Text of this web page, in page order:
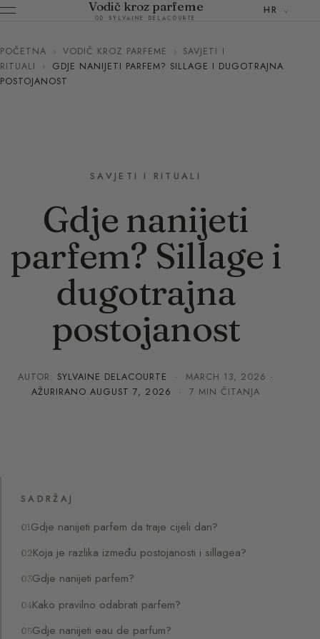
Vodič kroz parfeme
OD SYLVAINE DELACOURTE
HR
POČETNA › VODIČ KROZ PARFEME › SAVJETI I
RITUALI
›
GDJE NANIJETI PARFEM? SILLAGE I DUGOTRAJNA
POSTOJANOST
SAVJETI I RITUALI
Gdje nanijeti
parfem? Sillage i
dugotrajna
postojanost
AUTOR: SYLVAINE DELACOURTE · MARCH 13, 2026 ·
AŽURIRANOAUGUST 7, 2026 · 7 MIN ČITANJA
SADRŽAJ
Gdje nanijeti parfem da traje cijeli dan?
Koja je razlika između postojanosti i sillagea?
Gdje nanijeti parfem?
Kako pravilno odabrati parfem?
Gdje nanijeti eau de parfum?